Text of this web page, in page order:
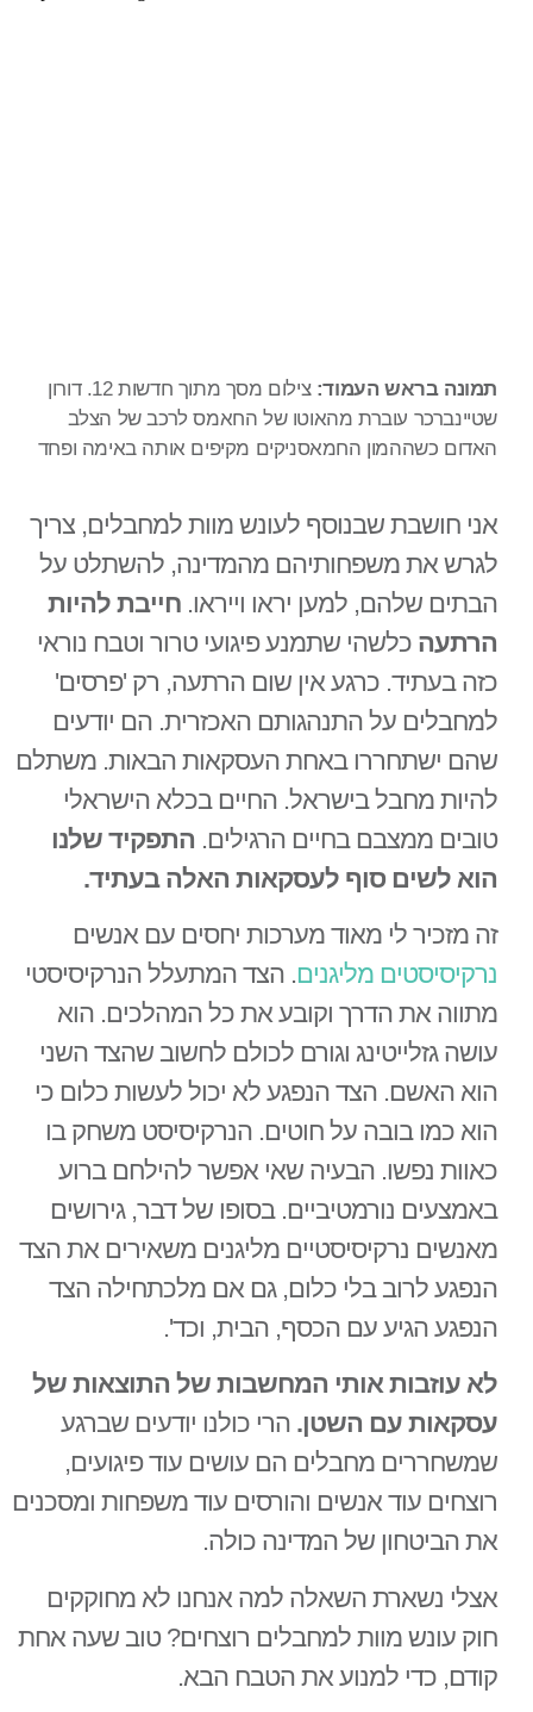
תמונה בראש העמוד:
צילום מסך מתוך חדשות 12. דורון
שטיינברכר עוברת מהאוטו של החאמס לרכב של הצלב
האדום כשההמון החמאסניקים מקיפים אותה באימה ופחד
אני חושבת שבנוסף לעונש מוות למחבלים, צריך
לגרש את משפחותיהם מהמדינה, להשתלט על
הבתים שלהם, למען יראו וייראו.חייבת להיות
הרתעהכלשהי שתמנע פיגועי טרור וטבח נוראי
כזה בעתיד. כרגע אין שום הרתעה, רק 'פרסים'
למחבלים על התנהגותם האכזרית. הם יודעים
שהם ישתחררו באחת העסקאות הבאות. משתלם
להיות מחבל בישראל. החיים בכלא הישראלי
טובים ממצבם בחיים הרגילים.התפקיד שלנו
הוא לשים סוף לעסקאות האלה בעתיד.
זה מזכיר לי מאוד מערכות יחסים עם אנשים
נרקיסיסטים מליגנים. הצד המתעלל הנרקיסיסטי
מתווה את הדרך וקובע את כל המהלכים. הוא
עושה גזלייטינג וגורם לכולם לחשוב שהצד השני
הוא האשם. הצד הנפגע לא יכול לעשות כלום כי
הוא כמו בובה על חוטים. הנרקיסיסט משחק בו
כאוות נפשו. הבעיה שאי אפשר להילחם ברוע
באמצעים נורמטיביים. בסופו של דבר, גירושים
מאנשים נרקיסיסטיים מליגנים משאירים את הצד
הנפגע לרוב בלי כלום, גם אם מלכתחילה הצד
הנפגע הגיע עם הכסף, הבית, וכד'.
לא עוזבות אותי המחשבות של התוצאות של
עסקאות עם השטן.הרי כולנו יודעים שברגע
שמשחררים מחבלים הם עושים עוד פיגועים,
רוצחים עוד אנשים והורסים עוד משפחות ומסכנים
את הביטחון של המדינה כולה.
אצלי נשארת השאלה למה אנחנו לא מחוקקים
חוק עונש מוות למחבלים רוצחים? טוב שעה אחת
קודם, כדי למנוע את הטבח הבא.